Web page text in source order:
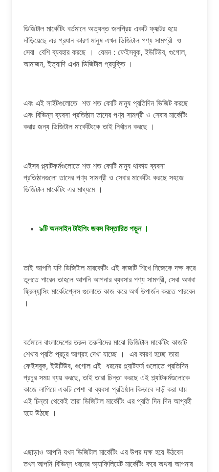
ডিজিটাল মার্কেটিং বর্তমানে অত্যন্ত জনপ্রিয় একটি ফ্যাক্টর হয়ে
দাঁড়িয়েছে এর প্রধান কারণ মানুষ এখন ডিজিটাল পণ্য সামগ্রী ও
সেবা বেশি ব্যবহার করছে । যেমন : ফেইসবুক, ইউটিউব, গুগোল,
আমাজন, ইত্যাদি এখন ডিজিটাল প্রযুক্তি ।
এবং এই সাইটগুলোতে শত শত কোটি মানুষ প্রতিদিন ভিজিট করছে
এবং বিভিন্ন ব্যবসা প্রতিষ্ঠান তাদের পণ্য সামগ্রী ও সেবার মার্কেটিং
করার জন্য ডিজিটাল মার্কেটিংকে তাই নির্বাচন করছে ।
এইসব প্ল্যাটফর্মগুলোতে শত শত কোটি মানুষ থাকায় ব্যবসা
প্রতিষ্ঠানগুলো তাদের পণ্য সামগ্রী ও সেবার মার্কেটিং করছে সহজে
ডিজিটাল মার্কেটিং এর মাধ্যমে ।
৯টি অনলাইন টাইপিং জবস বিস্তারিত পড়ুন ।
তাই আপনি যদি ডিজিটাল মারকেটিং এই কাজটি শিখে নিজেকে দক্ষ করে
তুলতে পারেন তাহলে আপনি আপনার ব্যবসার পণ্য সামগ্রী, সেবা অথবা
ফ্রিল্যান্সিং মার্কেটপ্লেস গুলোতে কাজ করে অর্থ উপার্জন করতে পারবেন
।
বর্তমানে বাংলাদেশের তরুন তরুনীদের মাঝে ডিজিটাল মার্কেটিং কাজটি
শেখার প্রতি প্রচুর আগ্রহ দেখা যাচ্ছে । এর কারণ হচ্ছে তারা
ফেইসবুক, ইউটিউব, গুগোল এই ধরনের প্ল্যাটফর্ম গুলোতে প্রতিদিন
প্রচুর সময় ব্যয় করছে, তাই তারা চিন্তা করছে এই প্ল্যাটফর্মগুলোকে
কাজে লাগিয়ে একটি পেশা বা ব্যবসা প্রতিষ্ঠান কিভাবে দাড়ঁ করা যায়
এই চিন্তা থেকেই তারা ডিজিটাল মার্কেটিং এর প্রতি দিন দিন আগ্রহী
হয়ে উঠছে ।
এছাড়াও আপনি যখন ডিজিটাল মার্কেটিং এর উপর দক্ষ হয়ে উঠবেন
তখন আপনি বিভিন্ন ধরনের অ্যাফিলিয়েট মার্কেটিং করে অথবা আপনার